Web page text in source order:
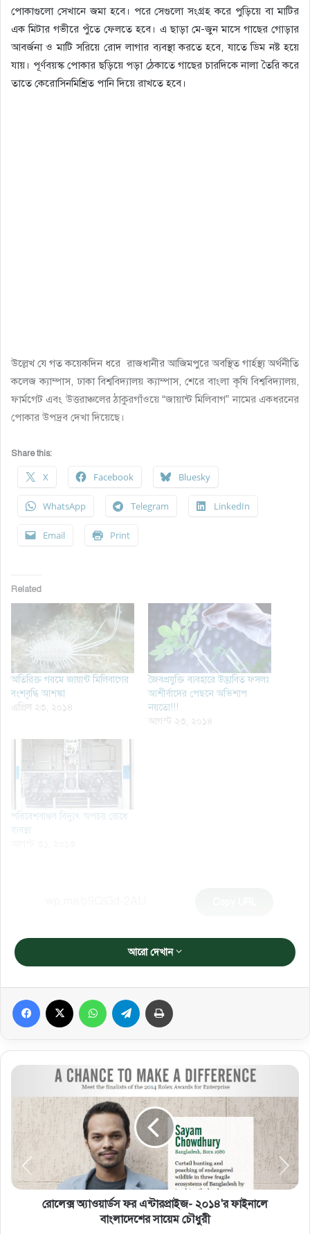
পোকাগুলো সেখানে জমা হবে। পরে সেগুলো সংগ্রহ করে পুড়িয়ে বা মাটির
এক মিটার গভীরে পুঁতে ফেলতে হবে। এ ছাড়া মে-জুন মাসে গাছের গোড়ার
আবর্জনা ও মাটি সরিয়ে রোদ লাগার ব্যবস্থা করতে হবে, যাতে ডিম নষ্ট হয়ে
যায়। পূর্ণবয়স্ক পোকার ছড়িয়ে পড়া ঠেকাতে গাছের চারদিকে নালা তৈরি করে
তাতে কেরোসিনমিশ্রিত পানি দিয়ে রাখতে হবে।
উল্লেখ যে গত কয়েকদিন ধরে রাজধানীর আজিমপুরে অবস্থিত গার্হস্থ্য অর্থনীতি
কলেজ ক্যাম্পাস, ঢাকা বিশ্ববিদ্যালয় ক্যাম্পাস, শেরে বাংলা কৃষি বিশ্ববিদ্যালয়,
ফার্মগেট এবং উত্তরাঞ্চলের ঠাকুরগাঁওয়ে “জায়ান্ট মিলিবাগ” নামের একধরনের
পোকার উপদ্রব দেখা দিয়েছে।
Share this:
X Facebook Bluesky
WhatsApp Telegram LinkedIn
Email Print
Related
অতিরিক্ত গরমে জায়ান্ট মিলিবাগের
বংশবৃদ্ধি আশঙ্কা
এপ্রিল ২৩, ২০১৪
জৈবপ্রযুক্তি ব্যবহারে উদ্ভাবিত ফসলঃ
আশীর্বাদের পেছনে অভিশাপ
নয়তো!!!
আগস্ট ২৩, ২০১৪
পরিবেশবান্ধব বিদ্যুৎ অপচয় রোধে
ব্যবস্থা
আরো দেখান
রোলেক্স অ্যাওয়ার্ডস ফর এন্টারপ্রাইজ- ২০১৪'র ফাইনালে
বাংলাদেশের সায়েম চৌধুরী